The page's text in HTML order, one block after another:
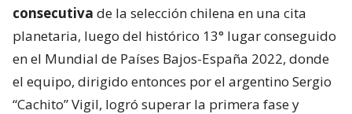
consecutiva de la selección chilena en una cita
planetaria, luego del histórico 13° lugar conseguido
en el Mundial de Países Bajos-España 2022, donde
el equipo, dirigido entonces por el argentino Sergio
“Cachito” Vigil, logró superar la primera fase y